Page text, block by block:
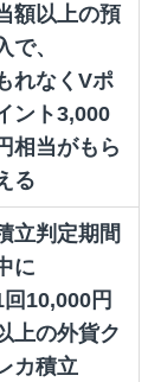
額以上の預
で、
れなくVポ
ント3,000
相当がもら
る
立判定期間
に
回10,000円
上の外貨ク
カ積立